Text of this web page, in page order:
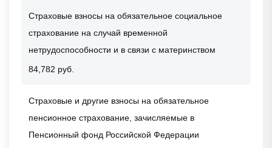
Страховые взносы на обязательное социальное
страхование на случай временной
нетрудоспособности и в связи с материнством
84,782 руб.
Страховые и другие взносы на обязательное
пенсионное страхование, зачисляемые в
Пенсионный фонд Российской Федерации